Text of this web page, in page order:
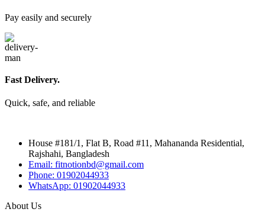
Pay easily and securely
Fast Delivery.
Quick, safe, and reliable
House #181/1, Flat B, Road #11, Mahananda Residential,
Rajshahi, Bangladesh
Email: fitnotionbd@gmail.com
Phone: 01902044933
WhatsApp: 01902044933
About Us